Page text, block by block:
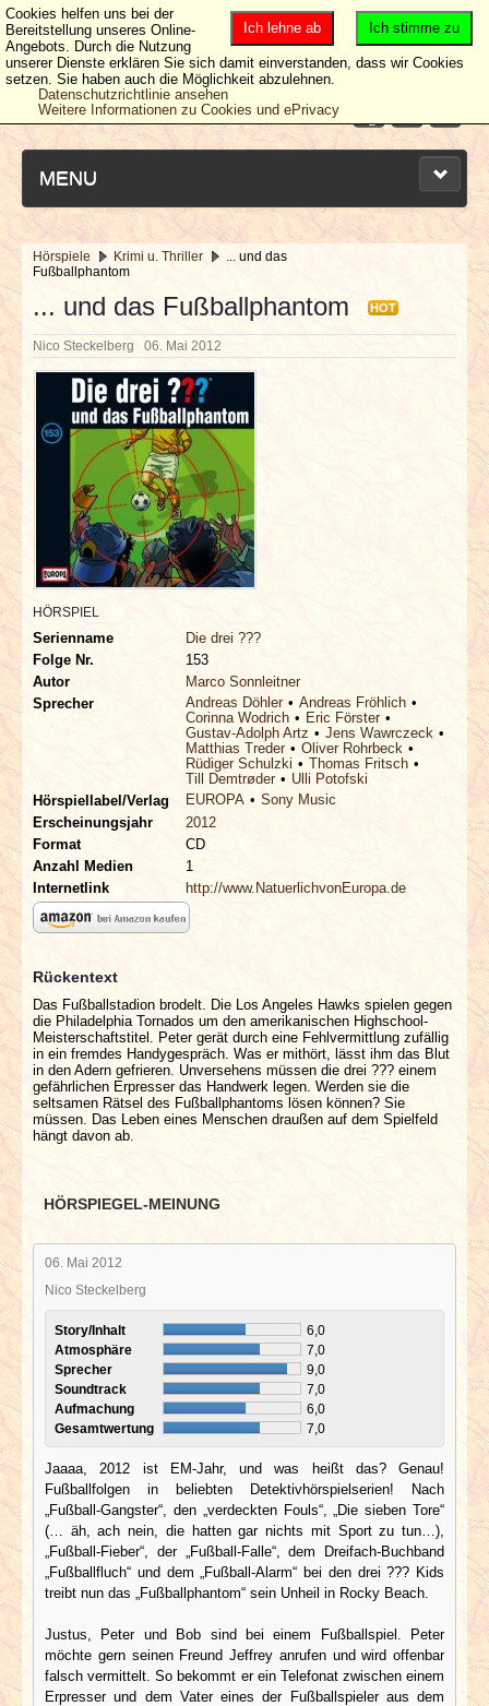
MENU
NEUESTE ARTIKEL
NEWS & DATES
BERICHTE
VERLOSUNGEN
INTERVIEWS
SPECIALS
REDAKTION
LINKS
Hörspiele Krimi u. Thriller
... und das
Fußballphantom
... und das Fußballphantom HOT
Nico Steckelberg 06. Mai 2012
HÖRSPIEL
Serienname
Die drei ???
Folge Nr.
153
Autor
Marco Sonnleitner
Sprecher
Andreas Döhler
Andreas Fröhlich
Corinna Wodrich
Eric Förster
Gustav-Adolph Artz
Jens Wawrczeck
Matthias Treder
Oliver Rohrbeck
Rüdiger Schulzki
Thomas Fritsch
Till Demtrøder
Ulli Potofski
Hörspiellabel/Verlag
EUROPA
Sony Music
Erscheinungsjahr
2012
Format
CD
Anzahl Medien
1
Internetlink
http://www.NatuerlichvonEuropa.de
Rückentext
Das Fußballstadion brodelt. Die Los Angeles Hawks spielen gegen
die Philadelphia Tornados um den amerikanischen Highschool-
Meisterschaftstitel. Peter gerät durch eine Fehlvermittlung zufällig
in ein fremdes Handygespräch. Was er mithört, lässt ihm das Blut
in den Adern gefrieren. Unversehens müssen die drei ??? einem
gefährlichen Erpresser das Handwerk legen. Werden sie die
seltsamen Rätsel des Fußballphantoms lösen können? Sie
müssen. Das Leben eines Menschen draußen auf dem Spielfeld
hängt davon ab.
HÖRSPIEGEL-MEINUNG
06. Mai 2012
Nico Steckelberg
Story/Inhalt
6,0
Atmosphäre
7,0
Sprecher
9,0
Soundtrack
7,0
Aufmachung
6,0
Gesamtwertung
7,0
Jaaaa, 2012 ist EM-Jahr, und was heißt das? Genau!
Fußballfolgen in beliebten Detektivhörspielserien! Nach
„Fußball-Gangster“, den „verdeckten Fouls“, „Die sieben Tore“
(… äh, ach nein, die hatten gar nichts mit Sport zu tun…),
„Fußball-Fieber“, der „Fußball-Falle“, dem Dreifach-Buchband
„Fußballfluch“ und dem „Fußball-Alarm“ bei den drei ??? Kids
treibt nun das „Fußballphantom“ sein Unheil in Rocky Beach.
Justus, Peter und Bob sind bei einem Fußballspiel. Peter
möchte gern seinen Freund Jeffrey anrufen und wird offenbar
falsch vermittelt. So bekommt er ein Telefonat zwischen einem
Erpresser und dem Vater eines der Fußballspieler aus dem
Ich stimme zu
Ich lehne ab
Cookies helfen uns bei der
Bereitstellung unseres Online-
Angebots. Durch die Nutzung
unserer Dienste erklären Sie sich damit einverstanden, dass wir Cookies
setzen. Sie haben auch die Möglichkeit abzulehnen.
Datenschutzrichtlinie ansehen
Weitere Informationen zu Cookies und ePrivacy